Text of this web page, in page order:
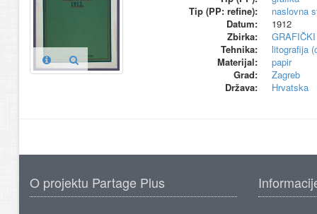
Tip (PP: refine):
naslovna
Datum:
1912
Zbirka:
Tehnika:
litografija
Materijal:
papir
Grad:
Zagreb
Država:
Hrvatska
O projektu Partage Plus